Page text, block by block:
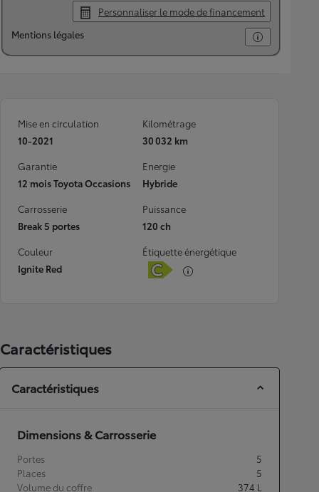
Personnaliser le mode de financement
Mentions légales
Mise en circulation
10-2021
Kilométrage
30 032 km
Garantie
12 mois Toyota Occasions
Energie
Hybride
Carrosserie
Break 5 portes
Puissance
120 ch
Couleur
Ignite Red
Étiquette énergétique
Caractéristiques
Caractéristiques
Dimensions & Carrosserie
Portes
5
Places
5
Volume du coffre
374 L